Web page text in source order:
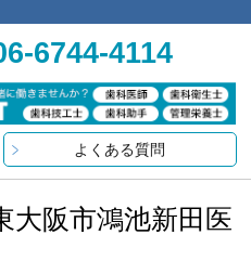
6744-4114
よくある質問
大阪市鴻池新田医